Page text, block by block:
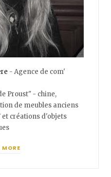
- Agence de com'
Proust" - chine,
de meubles anciens
et créations d'objets
MORE